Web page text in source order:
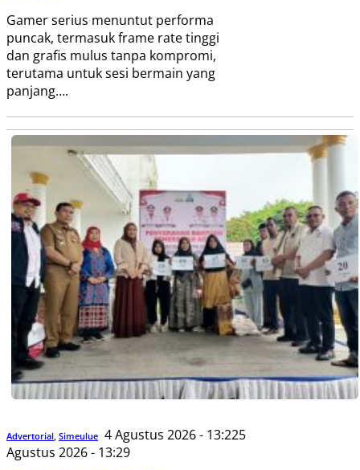
Gamer serius menuntut performa
puncak, termasuk frame rate tinggi
dan grafis mulus tanpa kompromi,
terutama untuk sesi bermain yang
panjang….
Advertorial Simeulue 4 Agustus 2026 - 13:225
Agustus 2026 - 13:29